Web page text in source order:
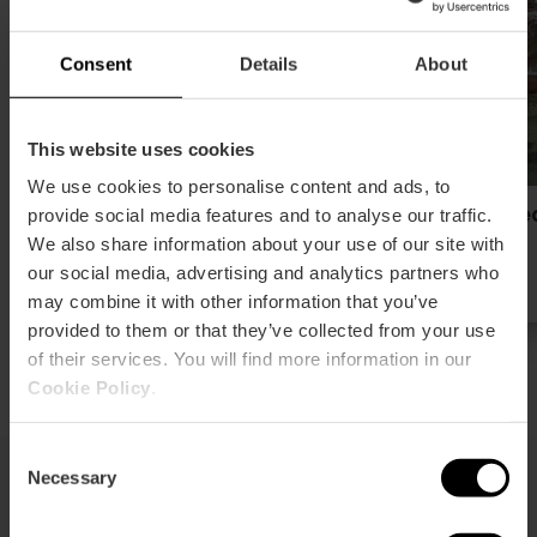
Consent Details About
This website uses cookies
We use cookies to personalise content and ads, to
provide social media features and to analyse our traffic.
We also share information about your use of our site with
our social media, advertising and analytics partners who
may combine it with other information that you’ve
provided to them or that they’ve collected from your use
of their services. You will find more information in our
Cookie Policy
Selection
Necessary
Llotja de la Seda de València.
Patrimoni de la Humanitat